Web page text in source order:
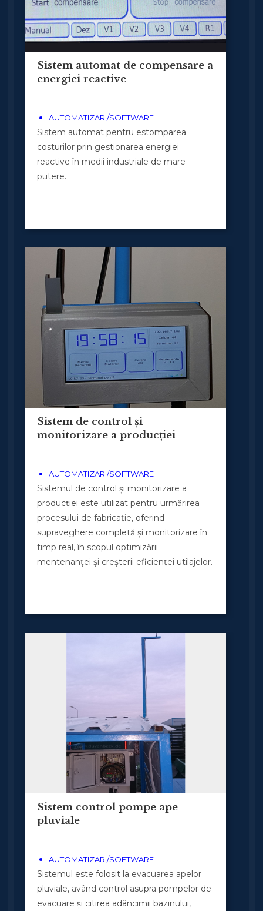
Sistem automat de compensare a
energiei reactive
AUTOMATIZARI/SOFTWARE
Sistem automat pentru estomparea
costurilor prin gestionarea energiei
reactive în medii industriale de mare
putere.
Sistem de control și
monitorizare a producției
AUTOMATIZARI/SOFTWARE
Sistemul de control și monitorizare a
producției este utilizat pentru urmărirea
procesului de fabricație, oferind
supraveghere completă și monitorizare în
timp real, în scopul optimizării
mentenanței și creșterii eficienței utilajelor.
Sistem control pompe ape
pluviale
AUTOMATIZARI/SOFTWARE
Sistemul este folosit la evacuarea apelor
pluviale, având control asupra pompelor de
evacuare și citirea adâncimii bazinului,